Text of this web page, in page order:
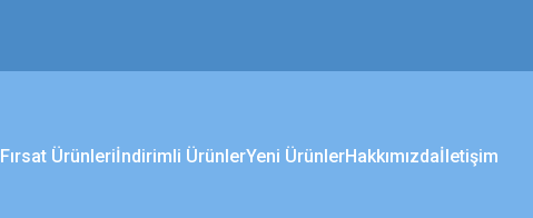
Fırsat Ürünleriİndirimli ÜrünlerYeni ÜrünlerHakkımızdaİletişim